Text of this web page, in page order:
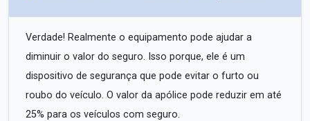
Verdade! Realmente o equipamento pode ajudar a
diminuir o valor do seguro. Isso porque, ele é um
dispositivo de segurança que pode evitar o furto ou
roubo do veículo. O valor da apólice pode reduzir em até
25% para os veículos com seguro.